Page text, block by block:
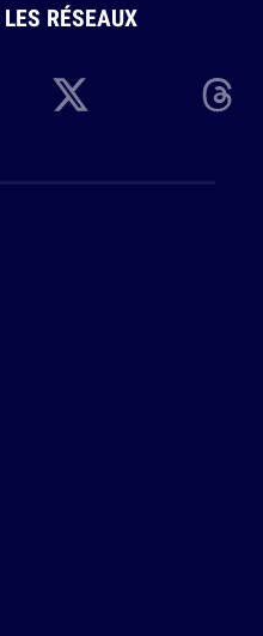
LES RÉSEAUX